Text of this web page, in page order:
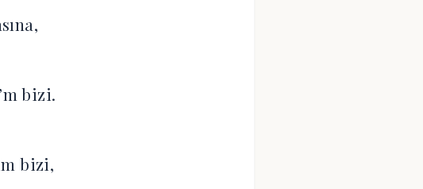
bizi.
bizi,